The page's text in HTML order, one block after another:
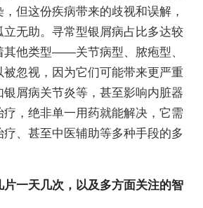
但这份疾病带来的歧视和误解，
无助。寻常型银屑病占比多达较
其他类型——关节病型、脓疱型、
忽视，因为它们可能带来更严重
屑病关节炎等，甚至影响内脏器
，绝非单一用药就能解决，它需
、甚至中医辅助等多种手段的多
一天几次，以及多方面关注的智